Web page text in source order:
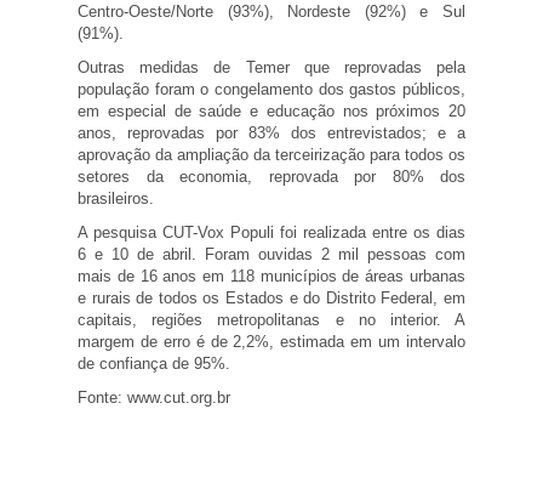
Centro-Oeste/Norte (93%), Nordeste (92%) e Sul
(91%).
Outras medidas de Temer que reprovadas pela
população foram o congelamento dos gastos públicos,
em especial de saúde e educação nos próximos 20
anos, reprovadas por 83% dos entrevistados; e a
aprovação da ampliação da terceirização para todos os
setores da economia, reprovada por 80% dos
brasileiros.
A pesquisa CUT-Vox Populi foi realizada entre os dias
6 e 10 de abril. Foram ouvidas 2 mil pessoas com
mais de 16 anos em 118 municípios de áreas urbanas
e rurais de todos os Estados e do Distrito Federal, em
capitais, regiões metropolitanas e no interior. A
margem de erro é de 2,2%, estimada em um intervalo
de confiança de 95%.
Fonte: www.cut.org.br